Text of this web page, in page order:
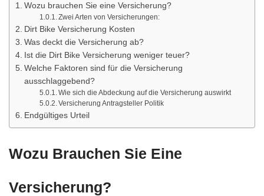
Wozu brauchen Sie eine Versicherung?
Zwei Arten von Versicherungen:
Dirt Bike Versicherung Kosten
Was deckt die Versicherung ab?
Ist die Dirt Bike Versicherung weniger teuer?
Welche Faktoren sind für die Versicherung
ausschlaggebend?
Wie sich die Abdeckung auf die Versicherung auswirkt
Versicherung Antragsteller Politik
Endgültiges Urteil
Wozu Brauchen Sie Eine
Versicherung?